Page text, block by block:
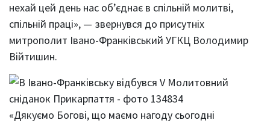
нехай цей день нас об’єднає в спільній молитві,
спільній праці», — звернувся до присутніх
митрополит Івано-Франківський УГКЦ Володимир
Війтишин.
«Дякуємо Богові, що маємо нагоду сьогодні